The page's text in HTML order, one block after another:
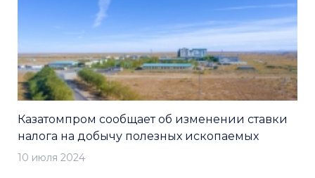
Казатомпром сообщает об изменении ставки
налога на добычу полезных ископаемых
10 июля 2024